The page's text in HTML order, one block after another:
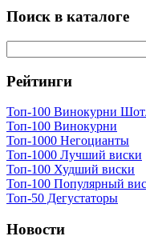
Поиск в каталоге
Рейтинги
Топ-100 Винокурни
Топ-100 Винокурни
Топ-1000 Негоцианты
Топ-1000 Лучший виски
Топ-100 Худший виски
Топ-100 Популярный
Топ-50 Дегустаторы
Новости